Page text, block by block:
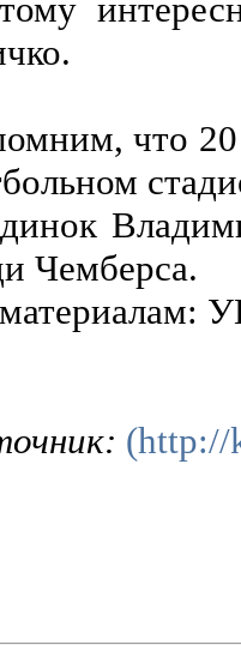
что
Чемберса.
(http://